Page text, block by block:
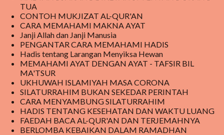
jatuh sakit sehingga dikatakan keracunan makanan dari makanan
yang disalurkan dari MBG . Meski demikian, MBG tetap berjal...
TUA
CONTOH MUKJIZAT AL-QUR'AN
CARA MEMAHAMI MAKNA AYAT
Janji Allah dan Janji Manusia
PENGANTAR CARA MEMAHAMI HADIS
Hadis tentang Larangan Menyiksa Hewan
MEMAHAMI AYAT DENGAN AYAT - TAFSIR BIL
MA'TSUR
UKHUWAH ISLAMIYAH MASA CORONA
SILATURRAHIM BUKAN SEKEDAR PERINTAH
CARA MENYAMBUNG SILATURRAHIM
HADIS TENTANG KESEHATAN DAN WAKTU LUANG
FAEDAH BACA AL-QUR'AN DAN TERJEMAHNYA
BERLOMBA KEBAIKAN DALAM RAMADHAN